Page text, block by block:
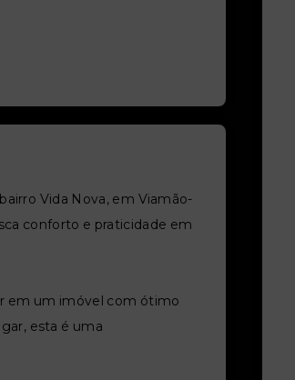
Vida Nova, em Viamão-
conforto e praticidade em
em um imóvel com ótimo
esta é uma